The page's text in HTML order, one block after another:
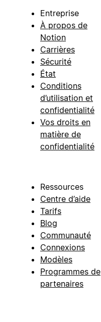
Entreprise
À propos de
Notion
Carrières
Sécurité
État
Conditions
d’utilisation et
confidentialité
Vos droits en
matière de
confidentialité
Ressources
Centre d’aide
Tarifs
Blog
Communauté
Connexions
Modèles
Programmes de
partenaires